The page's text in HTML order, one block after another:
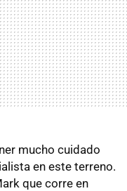
mucho cuidado
en este terreno.
que corre en